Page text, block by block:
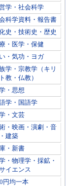
学・社会科学
科学資料・報告書
史・技術史・歴史
・医学・保健
・気功・ヨガ
学・宗教学（キリ
教・仏教）
・思想
学・国語学
・文芸
・映画・演劇・音
建築
・新書
・物理学・採鉱・
イエンス
円均一本